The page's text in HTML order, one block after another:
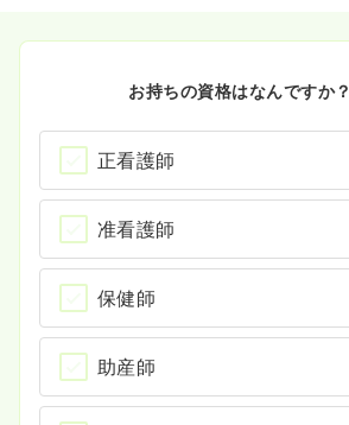
お持ちの資格はなんですか？
正看護師
准看護師
保健師
助産師